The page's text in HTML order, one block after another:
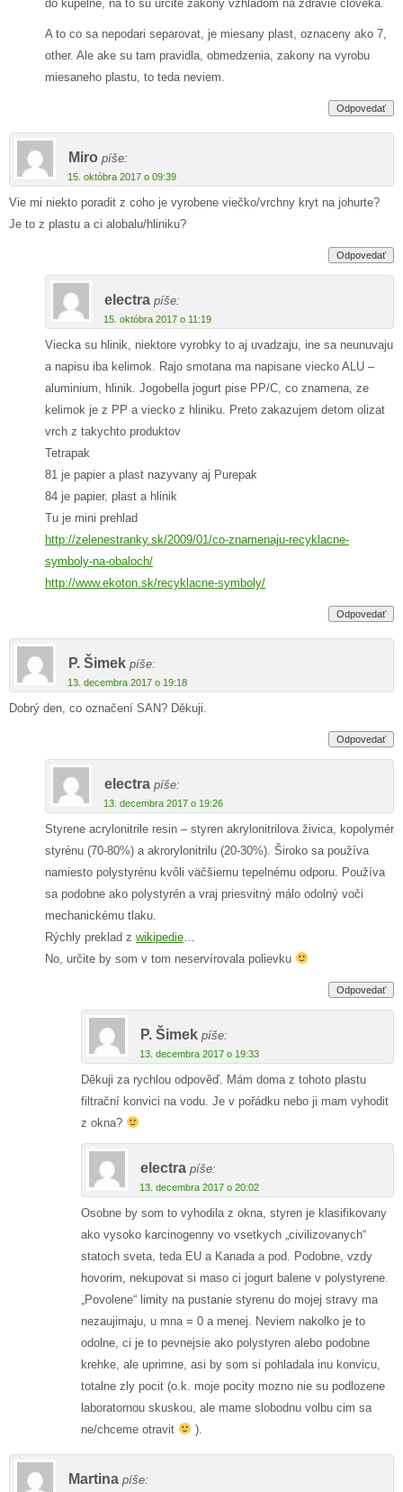
do kupelne, na to su urcite zakony vzhladom na zdravie cloveka.
A to co sa nepodari separovat, je miesany plast, oznaceny ako 7,
other. Ale ake su tam pravidla, obmedzenia, zakony na vyrobu
miesaneho plastu, to teda neviem.
Odpovedať
Miro píše:
15. októbra 2017 o 09:39
Vie mi niekto poradit z coho je vyrobene viečko/vrchny kryt na johurte?
Je to z plastu a ci alobalu/hliniku?
Odpovedať
electra píše:
15. októbra 2017 o 11:19
Viecka su hlinik, niektore vyrobky to aj uvadzaju, ine sa neunuvaju
a napisu iba kelimok. Rajo smotana ma napisane viecko ALU –
aluminium, hlinik. Jogobella jogurt pise PP/C, co znamena, ze
kelimok je z PP a viecko z hliniku. Preto zakazujem detom olizat
vrch z takychto produktov
Tetrapak
81 je papier a plast nazyvany aj Purepak
84 je papier, plast a hlinik
Tu je mini prehlad
http://zelenestranky.sk/2009/01/co-znamenaju-recyklacne-
symboly-na-obaloch/
http://www.ekoton.sk/recyklacne-symboly/
Odpovedať
P. Šimek píše:
13. decembra 2017 o 19:18
Dobrý den, co označení SAN? Děkuji.
Odpovedať
electra píše:
13. decembra 2017 o 19:26
Styrene acrylonitrile resin – styren akrylonitrilova živica, kopolymér
styrénu (70-80%) a akrorylonitrilu (20-30%). Široko sa používa
namiesto polystyrénu kvôli väčšiemu tepelnému odporu. Používa
sa podobne ako polystyrén a vraj priesvitný málo odolný voči
mechanickému tlaku.
Rýchly preklad z wikipedie…
No, určite by som v tom neservírovala polievku
Odpovedať
P. Šimek píše:
13. decembra 2017 o 19:33
Děkuji za rychlou odpověď. Mám doma z tohoto plastu
filtrační konvici na vodu. Je v pořádku nebo ji mam vyhodit
z okna?
electra píše:
13. decembra 2017 o 20:02
Osobne by som to vyhodila z okna, styren je klasifikovany
ako vysoko karcinogenny vo vsetkych „civilizovanych“
statoch sveta, teda EU a Kanada a pod. Podobne, vzdy
hovorim, nekupovat si maso ci jogurt balene v polystyrene.
„Povolene“ limity na pustanie styrenu do mojej stravy ma
nezaujimaju, u mna = 0 a menej. Neviem nakolko je to
odolne, ci je to pevnejsie ako polystyren alebo podobne
krehke, ale uprimne, asi by som si pohladala inu konvicu,
totalne zly pocit (o.k. moje pocity mozno nie su podlozene
laboratornou skuskou, ale mame slobodnu volbu cim sa
ne/chceme otravit
).
Martina píše: